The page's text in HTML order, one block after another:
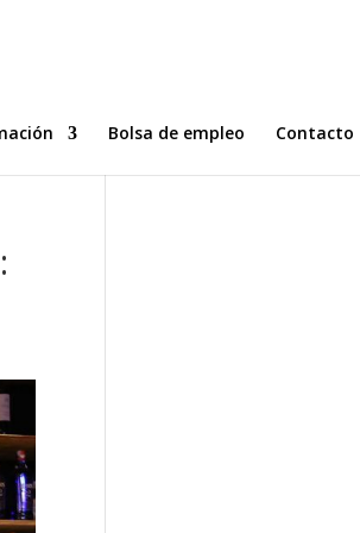
Bolsa de empleo Contacto